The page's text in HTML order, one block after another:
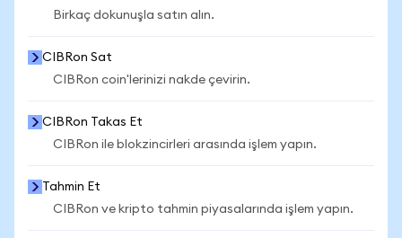
Birkaç dokunuşla satın alın.
CIBRon Sat
CIBRon coin'lerinizi nakde çevirin.
CIBRon Takas Et
CIBRon ile blokzincirleri arasında işlem yapın.
Tahmin Et
CIBRon ve kripto tahmin piyasalarında işlem yapın.